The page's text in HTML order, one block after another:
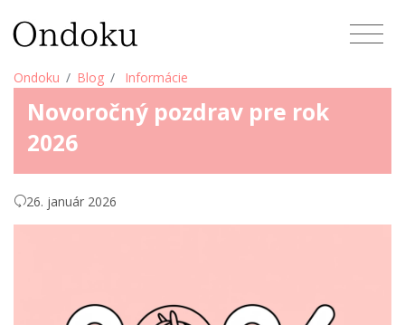
Ondoku Blog Informácie
Novoročný pozdrav pre rok
2026
26. január 2026